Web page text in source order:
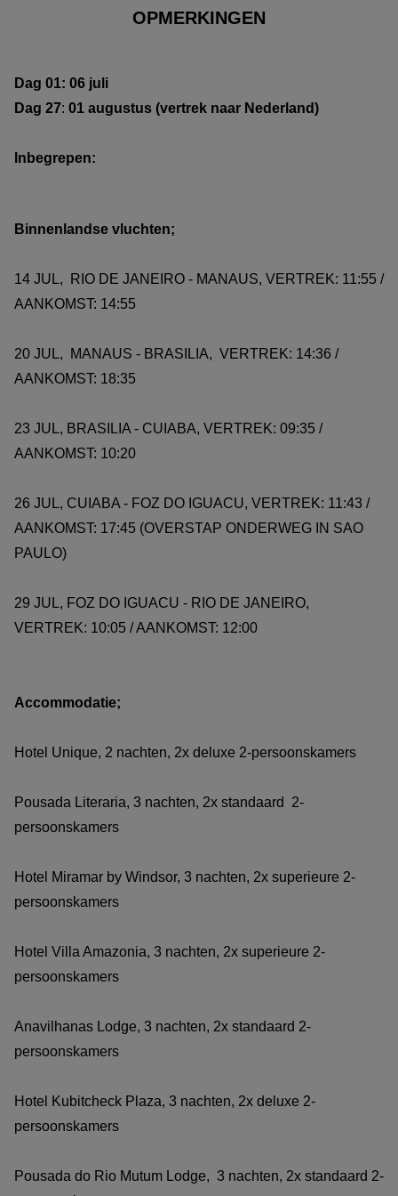
OPMERKINGEN
Dag 01: 06 juli
Dag 27: 01 augustus (vertrek naar Nederland)
Inbegrepen:
Binnenlandse vluchten;
14 JUL, RIO DE JANEIRO - MANAUS, VERTREK: 11:55 /
AANKOMST: 14:55
20 JUL, MANAUS - BRASILIA, VERTREK: 14:36 /
AANKOMST: 18:35
23 JUL, BRASILIA - CUIABA, VERTREK: 09:35 /
AANKOMST: 10:20
26 JUL, CUIABA - FOZ DO IGUACU, VERTREK: 11:43 /
AANKOMST: 17:45 (OVERSTAP ONDERWEG IN SAO
PAULO)
29 JUL, FOZ DO IGUACU - RIO DE JANEIRO,
VERTREK: 10:05 / AANKOMST: 12:00
Accommodatie;
Hotel Unique, 2 nachten, 2x deluxe 2-persoonskamers
Pousada Literaria, 3 nachten, 2x standaard 2-
persoonskamers
Hotel Miramar by Windsor, 3 nachten, 2x superieure 2-
persoonskamers
Hotel Villa Amazonia, 3 nachten, 2x superieure 2-
persoonskamers
Anavilhanas Lodge, 3 nachten, 2x standaard 2-
persoonskamers
Hotel Kubitcheck Plaza, 3 nachten, 2x deluxe 2-
persoonskamers
Pousada do Rio Mutum Lodge, 3 nachten, 2x standaard 2-